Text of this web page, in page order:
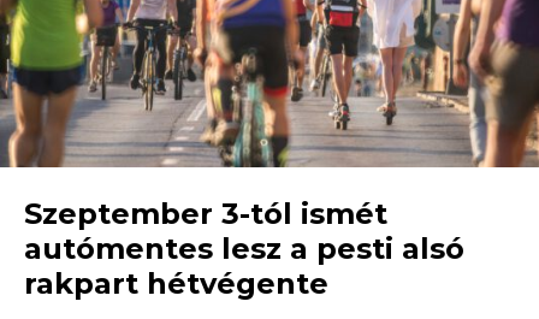
Szeptember 3-tól ismét
autómentes lesz a pesti alsó
rakpart hétvégente